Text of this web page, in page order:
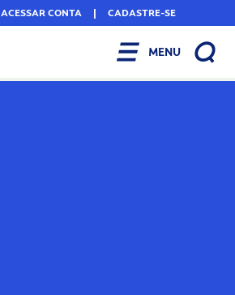
ACESSAR CONTA | CADASTRE-SE
MENU